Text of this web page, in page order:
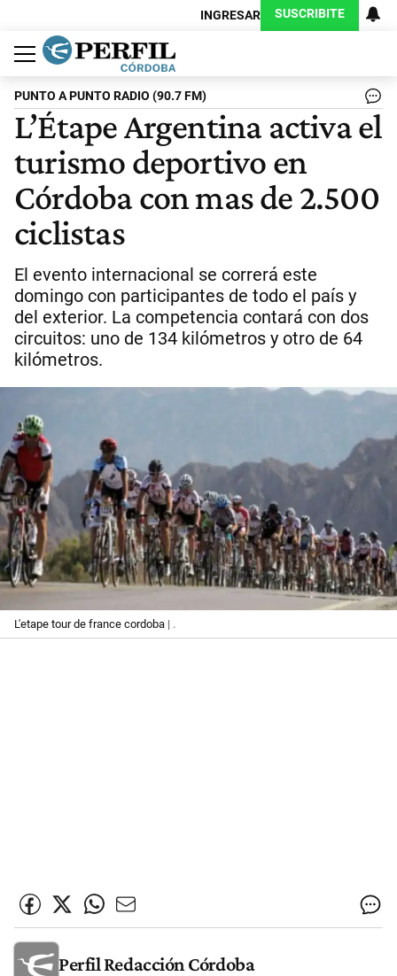
INGRESAR SUSCRIBITE
Política
Economía
Judiciales
Sociedad
Cultura
Espectáculos
Deportes
Protagonistas
PUNTO A PUNTO RADIO (90.7 FM)
L’Étape Argentina activa el
turismo deportivo en
Córdoba con mas de 2.500
ciclistas
El evento internacional se correrá este
domingo con participantes de todo el país y
del exterior. La competencia contará con dos
circuitos: uno de 134 kilómetros y otro de 64
kilómetros.
L'etape tour de france cordoba | .
Perfil Redacción Córdoba